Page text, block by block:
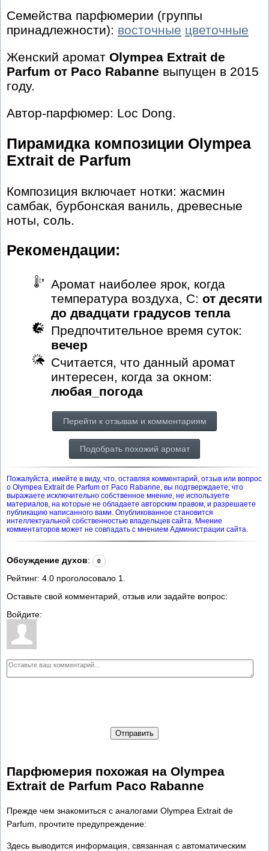
Семейства парфюмерии (группы
принадлежности): восточные цветочные
Женский аромат Olympea Extrait de
Parfum от Paco Rabanne выпущен в 2015
году.
Автор-парфюмер: Loc Dong.
Пирамидка композиции Olympea
Extrait de Parfum
Композиция включает нотки: жасмин
самбак, бурбонская ваниль, древесные
ноты, соль.
Рекомендации:
Аромат наиболее ярок, когда
температура воздуха, С: от десяти
до двадцати градусов тепла
Предпочтительное время суток:
вечер
Считается, что данный аромат
интересен, когда за окном:
любая_погода
Перейти к отзывам и комментариям
Подобрать похожий аромат
Пожалуйста, имейте в виду, что, оставляя комментарий, отзыв или вопрос
о Olympea Extrait de Parfum от Paco Rabanne, вы подтверждаете, что
выражаете исключительно собственное мнение, не используете
материалов, на которые не обладаете авторским правом, и разрешаете
публикацию написанного вами. Опубликованное становится
интеллектуальной собственностью владельцев сайта. Мнение
комментаторов может не совпадать с мнением Администрации сайта.
Обсуждение духов: 0
Рейтинг: 4.0 проголосовало 1
Оставьте свой комментарий, отзыв или задайте вопрос:
Войдите:
Отправить
Парфюмерия похожая на Olympea
Extrait de Parfum Paco Rabanne
Прежде чем знакомиться с аналогами Olympea Extrait de
Parfum, прочтите предупреждение:
Здесь выводится информация, связанная с автоматическим